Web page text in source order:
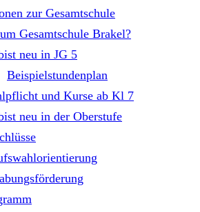
zur Gesamtschule
Gesamtschule Brakel?
neu in JG 5
Beispielstundenplan
und Kurse ab Kl 7
neu in der Oberstufe